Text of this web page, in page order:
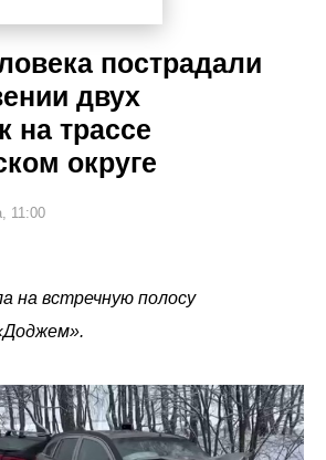
пострадали
двух
на трассе
округе
11:00
на встречную полосу